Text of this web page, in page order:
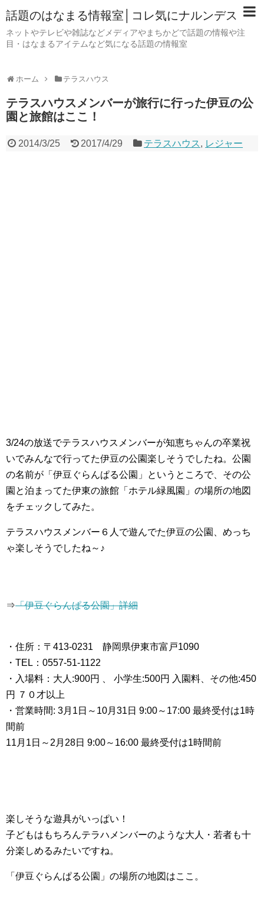
話題のはなまる情報室│コレ気にナルンデス
ネットやテレビや雑誌などメディアやまちかどで話題の情報や注
目・はなまるアイテムなど気になる話題の情報室
ホーム テラスハウス
テラスハウスメンバーが旅行に行った伊豆の公
園と旅館はここ！
2014/3/25 2017/4/29 テラスハウス, レジャー
3/24の放送でテラスハウスメンバーが知恵ちゃんの卒業祝
いでみんなで行ってた伊豆の公園楽しそうでしたね。公園
の名前が「伊豆ぐらんぱる公園」というところで、その公
園と泊まってた伊東の旅館「ホテル緑風園」の場所の地図
をチェックしてみた。
テラスハウスメンバー６人で遊んでた伊豆の公園、めっち
ゃ楽しそうでしたね～♪
⇒「伊豆ぐらんぱる公園」詳細
・住所：〒413-0231 静岡県伊東市富戸1090
・TEL：0557-51-1122
・入場料：大人:900円 、 小学生:500円 入園料、その他:450
円 ７０才以上
・営業時間: 3月1日～10月31日 9:00～17:00 最終受付は1時
間前
11月1日～2月28日 9:00～16:00 最終受付は1時間前
楽しそうな遊具がいっぱい！
子どもはもちろんテラハメンバーのような大人・若者も十
分楽しめるみたいですね。
「伊豆ぐらんぱる公園」の場所の地図はここ。